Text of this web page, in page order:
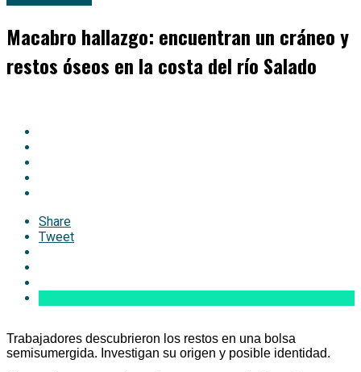
Macabro hallazgo: encuentran un cráneo y
restos óseos en la costa del río Salado
Share
Tweet
Trabajadores descubrieron los restos en una bolsa
semisumergida. Investigan su origen y posible identidad.